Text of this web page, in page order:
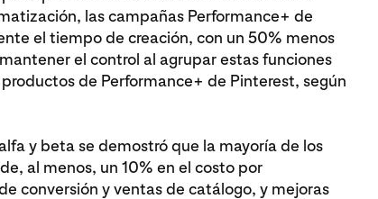
las campañas Performance+ de
el tiempo de creación, con un 50% menos
el control al agrupar estas funciones
de Performance+ de Pinterest, según
y beta se demostró que la mayoría de los
al menos, un 10% en el costo por
conversión y ventas de catálogo, y mejoras